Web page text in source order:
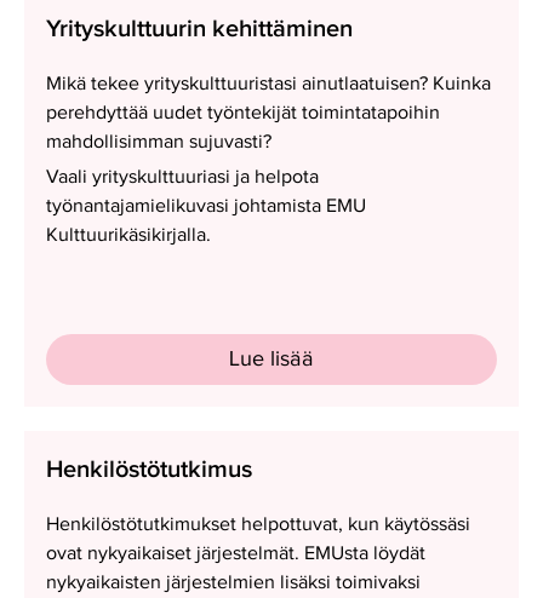
Yrityskulttuurin kehittäminen
Mikä tekee yrityskulttuuristasi ainutlaatuisen? Kuinka
perehdyttää uudet työntekijät toimintatapoihin
mahdollisimman sujuvasti?
Vaali yrityskulttuuriasi ja helpota
työnantajamielikuvasi johtamista EMU
Kulttuurikäsikirjalla.
kehittäminen
Lue lisää
Henkilöstötutkimus
Henkilöstötutkimukset helpottuvat, kun käytössäsi
ovat nykyaikaiset järjestelmät. EMUsta löydät
nykyaikaisten järjestelmien lisäksi toimivaksi